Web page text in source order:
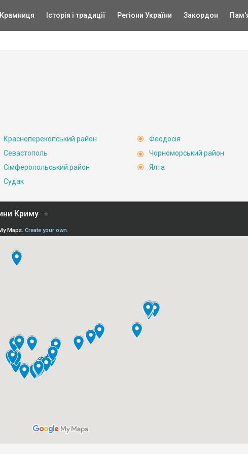
Крамниця Історія і традиції Регіони України Закордон
Красноперекопський район
Севастополь
Сімферопольський район
Судак
Феодосія
Чорноморський район
Ялта